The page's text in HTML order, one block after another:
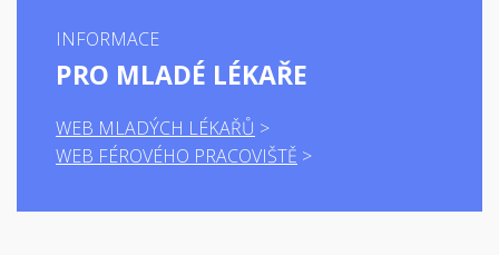
INFORMACE
PRO MLADÉ LÉKAŘE
WEB MLADÝCH LÉKAŘŮ
WEB FÉROVÉHO PRACOVIŠTĚ